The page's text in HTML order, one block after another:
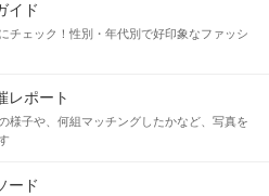
イド
チェック！性別・年代別で好印象なファッシ
レポート
様子や、何組マッチングしたかなど、写真を
ード